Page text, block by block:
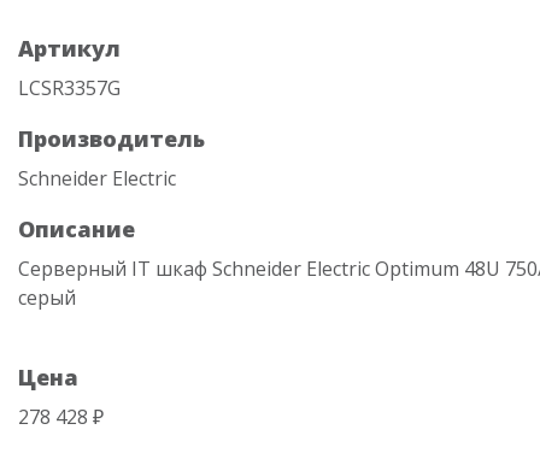
Артикул
LCSR3357G
Производитель
Schneider Electric
Описание
Серверный IT шкаф Schneider Electric Optimum 48U
серый
Цена
278 428 ₽